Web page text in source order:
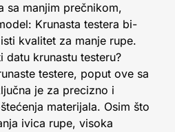
sa manjim prečnikom,
Krunasta testera bi-
kvalitet za manje rupe.
datu krunastu testeru?
testere, poput ove sa
je za precizno i
materijala. Osim što
ivica rupe, visoka